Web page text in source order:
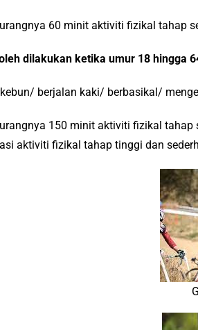
60 minit aktiviti fizikal tahap
dilakukan ketika umur 18 hingga
berjalan kaki/ berbasikal/
150 minit aktiviti fizikal
aktiviti fizikal tahap tinggi dan